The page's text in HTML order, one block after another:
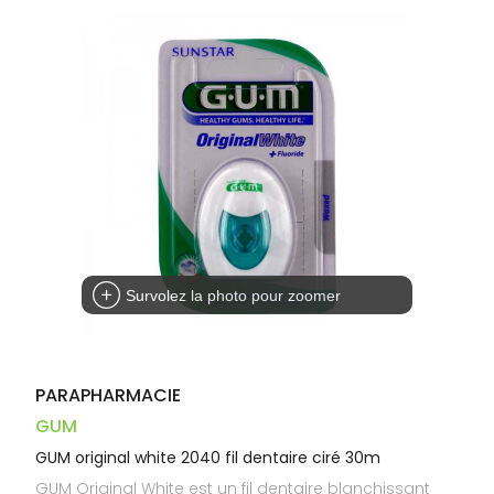
DE SANTÉ
Survolez la photo pour zoomer
PARAPHARMACIE
GUM
GUM original white 2040 fil dentaire ciré 30m
GUM Original White est un fil dentaire blanchissant